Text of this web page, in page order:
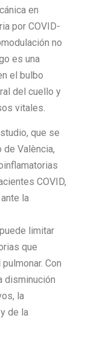
en
por COVID-
no
es una
el bulbo
del cuello y
vitales.
que se
València,
COVID,
la
limitar
que
Con
disminución
la
de la